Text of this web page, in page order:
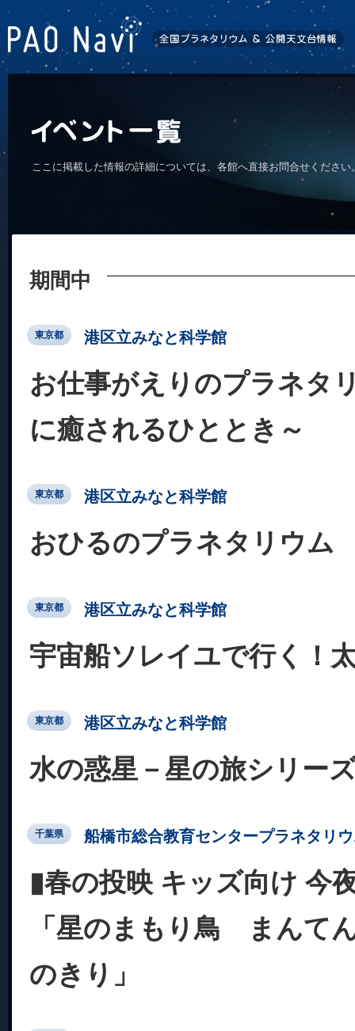
ここに掲載した情報の詳細については、各館へ直接お問合せくださ
期間中
東京都 港区立みなと科学館
お仕事がえりのプラネタ
に癒されるひととき～
東京都 港区立みなと科学館
おひるのプラネタリウム
東京都 港区立みなと科学館
宇宙船ソレイユで行く！
東京都 港区立みなと科学館
水の惑星－星の旅シリー
千葉県 船橋市総合教育センタープラネタリ
▮春の投映 キッズ向け 今
「星のまもり鳥 まんて
のきり」